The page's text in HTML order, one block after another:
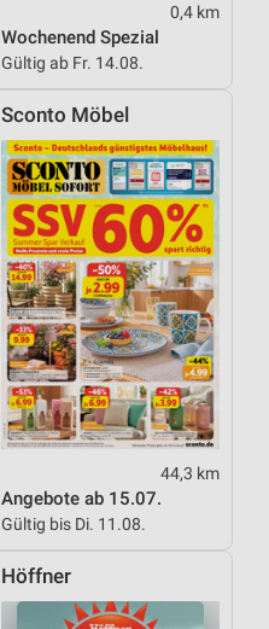
0,4 km
Wochenend Spezial
Gültig ab Fr. 14.08.
Sconto Möbel
44,3 km
Angebote ab 15.07.
Gültig bis Di. 11.08.
Höffner